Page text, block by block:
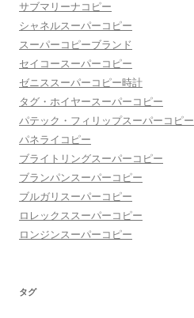
サブマリーナコピー
シャネルスーパーコピー
スーパーコピーブランド
セイコースーパーコピー
ゼニススーパーコピー時計
タグ・ホイヤースーパーコピー
パテック・フィリップスーパーコピー
パネライコピー
ブライトリングスーパーコピー
ブランパンスーパーコピー
ブルガリスーパーコピー
ロレックススーパーコピー
ロンジンスーパーコピー
タグ